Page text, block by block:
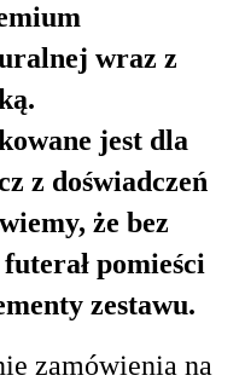
wraz z
jest dla
z doświadczeń
że bez
pomieści
zestawu.
zamówienia na